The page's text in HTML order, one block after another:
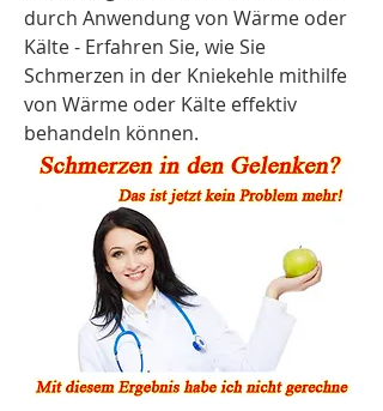
durch Anwendung von Wärme oder
Kälte - Erfahren Sie, wie Sie
Schmerzen in der Kniekehle mithilfe
von Wärme oder Kälte effektiv
behandeln können.